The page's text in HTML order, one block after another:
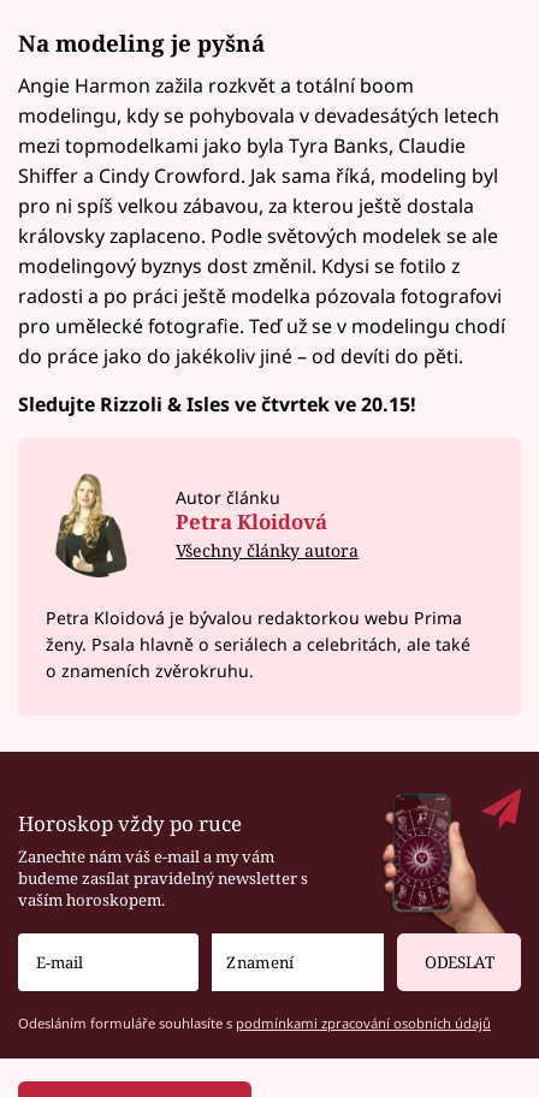
Na modeling je pyšná
Angie Harmon zažila rozkvět a totální boom
modelingu, kdy se pohybovala v devadesátých letech
mezi topmodelkami jako byla Tyra Banks, Claudie
Shiffer a Cindy Crowford. Jak sama říká, modeling byl
pro ni spíš velkou zábavou, za kterou ještě dostala
královsky zaplaceno. Podle světových modelek se ale
modelingový byznys dost změnil. Kdysi se fotilo z
radosti a po práci ještě modelka pózovala fotografovi
pro umělecké fotografie. Teď už se v modelingu chodí
do práce jako do jakékoliv jiné – od devíti do pěti.
Sledujte Rizzoli & Isles ve čtvrtek ve 20.15!
Autor článku
Petra Kloidová
Všechny články autora
Petra Kloidová je bývalou redaktorkou webu Prima
ženy. Psala hlavně o seriálech a celebritách, ale také
o znameních zvěrokruhu.
Horoskop vždy po ruce
Zanechte nám váš e-mail a my vám
budeme zasílat pravidelný newsletter s
vaším horoskopem.
ODESLAT
Odesláním formuláře souhlasíte s podmínkami zpracování osobních údajů